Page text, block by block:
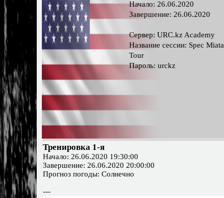
Начало: 26.06.2020
Завершение: 26.06.2020
Сервер: URC.kz Academy
Название сессии: Spec Miata
Tour
Пароль: urckz
Тренировка 1-я
Начало: 26.06.2020 19:30:00
Завершение: 26.06.2020 20:00:00
Прогноз погоды: Солнечно
---